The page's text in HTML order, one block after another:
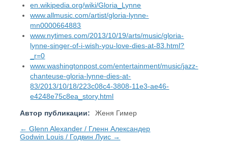
en.wikipedia.org/wiki/Gloria_Lynne
www.allmusic.com/artist/gloria-lynne-
mn0000664883
www.nytimes.com/2013/10/19/arts/music/gloria-
lynne-singer-of-i-wish-you-love-dies-at-83.html?
_r=0
www.washingtonpost.com/entertainment/music/jazz-
chanteuse-gloria-lynne-dies-at-
83/2013/10/18/223c08c4-3808-11e3-ae46-
e4248e75c8ea_story.html
Автор публикации:
Женя Гимер
← Glenn Alexander / Гленн Александер
Godwin Louis / Годвин Луис →